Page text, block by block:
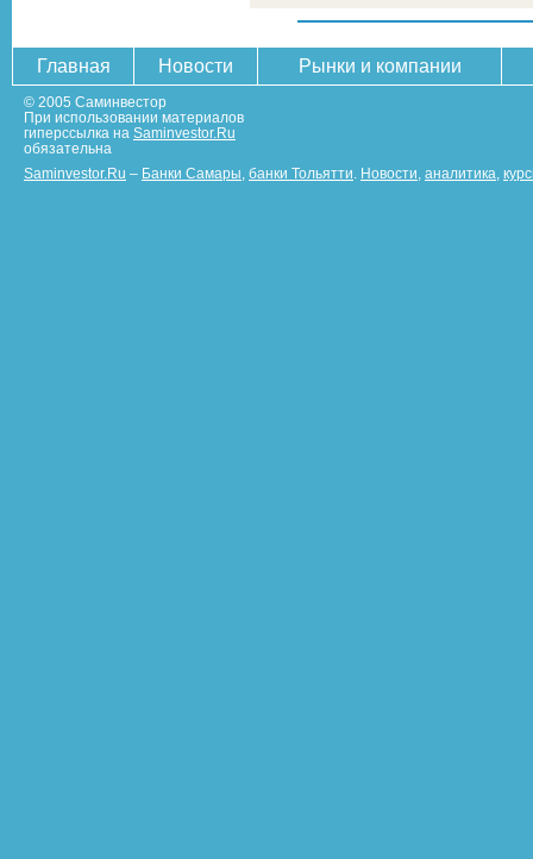
Главная Новости Рынки и компании
© 2005 Саминвестор
При использовании материалов
гиперссылка на Saminvestor.Ru
обязательна
Saminvestor.Ru – Банки Самары банки Тольятти Новости аналитика